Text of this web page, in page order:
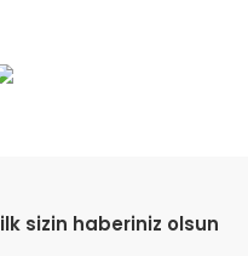
Bu
sizin haberiniz olsun